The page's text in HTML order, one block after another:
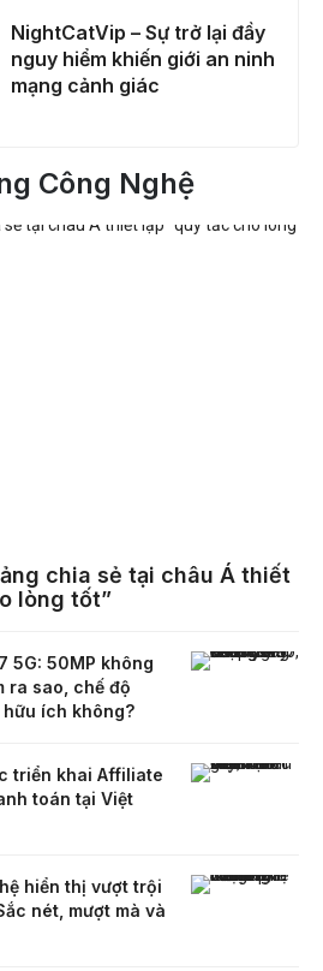
NightCatVip – Sự trở lại đầy
nguy hiểm khiến giới an ninh
mạng cảnh giác
Công Nghệ
chia sẻ tại châu Á thiết
lòng tốt”
5G: 50MP không
ra sao, chế độ
ích không?
triển khai Affiliate
toán tại Việt
hiển thị vượt trội
nét, mượt mà và